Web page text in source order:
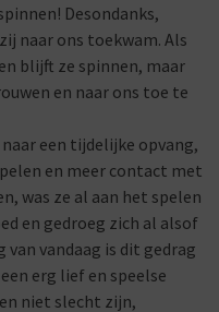
Desondanks,
naar ons toekwam. Als
blijft ze spinnen, maar
en naar ons toe te
een tijdelijke opvang,
en meer contact met
was ze al aan het spelen
en gedroeg zich al alsof
van vandaag is dit gedrag
erg lief en speelse
niet slecht zijn,